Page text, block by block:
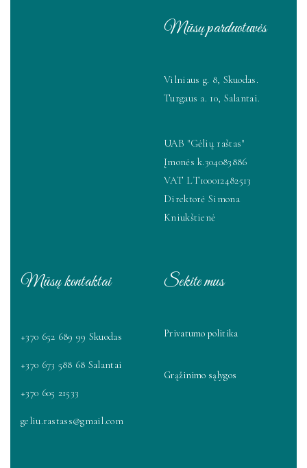
Mūsų parduotuvės
Vilniaus g. 8, Skuodas.
Turgaus a. 10, Salantai.
UAB "Gėlių raštas"
Įmonės k.304083886
VAT LT100012482513
Direktorė Simona
Kniukštienė
Mūsų kontaktai
+370 652 689 99 Skuodas
+370 673 588 68 Salantai
+370 605 21533
geliu.rastass@gmail.com
Sekite mus
Privatumo politika
Grąžinimo sąlygos